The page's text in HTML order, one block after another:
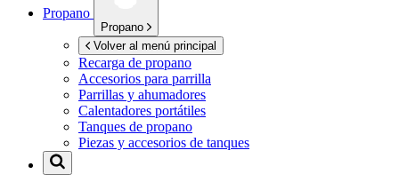
Propano
Propano
Volver al menú principal
Recarga de propano
Accesorios para parrilla
Parrillas y ahumadores
Calentadores portátiles
Tanques de propano
Piezas y accesorios de tanques